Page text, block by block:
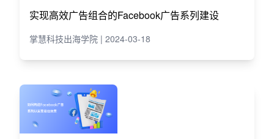
实现高效广告组合的Facebook广告系列建设
掌慧科技出海学院 | 2024-03-18